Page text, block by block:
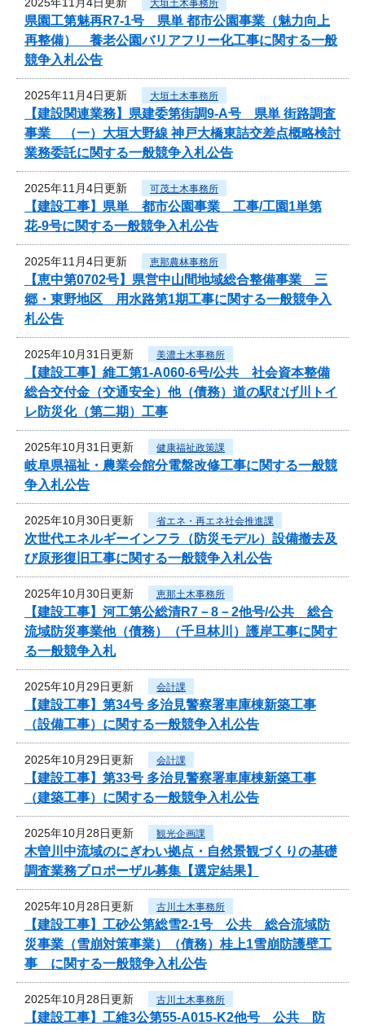
大垣土木事務所
県園工第魅再R7-1号 県単 都市公園事業（魅力向上
再整備） 養老公園バリアフリー化工事に関する一般
競争入札公告
2025年11月4日更新 大垣土木事務所
【建設関連業務】県建委第街調9-A号 県単 街路調査
事業 （一）大垣大野線 神戸大橋東詰交差点概略検討
業務委託に関する一般競争入札公告
2025年11月4日更新 可茂土木事務所
【建設工事】県単 都市公園事業 工事/工園1単第
花-9号に関する一般競争入札公告
2025年11月4日更新 恵那農林事務所
【恵中第0702号】県営中山間地域総合整備事業 三
郷・東野地区 用水路第1期工事に関する一般競争入
札公告
2025年10月31日更新 美濃土木事務所
【建設工事】維工第1-A060-6号/公共 社会資本整備
総合交付金（交通安全）他（債務）道の駅むげ川トイ
レ防災化（第二期）工事
2025年10月31日更新 健康福祉政策課
岐阜県福祉・農業会館分電盤改修工事に関する一般競
争入札公告
2025年10月30日更新 省エネ・再エネ社会推進課
次世代エネルギーインフラ（防災モデル）設備撤去及
び原形復旧工事に関する一般競争入札公告
2025年10月30日更新 恵那土木事務所
【建設工事】河工第公総清R7－8－2他号/公共 総合
流域防災事業他（債務）（千旦林川）護岸工事に関す
る一般競争入札
2025年10月29日更新 会計課
【建設工事】第34号 多治見警察署車庫棟新築工事
（設備工事）に関する一般競争入札公告
2025年10月29日更新 会計課
【建設工事】第33号 多治見警察署車庫棟新築工事
（建築工事）に関する一般競争入札公告
2025年10月28日更新 観光企画課
木曽川中流域のにぎわい拠点・自然景観づくりの基礎
調査業務プロポーザル募集【選定結果】
2025年10月28日更新 古川土木事務所
【建設工事】工砂公第総雪2-1号 公共 総合流域防
災事業（雪崩対策事業）（債務）桂上1雪崩防護壁工
事 に関する一般競争入札公告
2025年10月28日更新 古川土木事務所
【建設工事】工維3公第55-A015-K2他号 公共 防